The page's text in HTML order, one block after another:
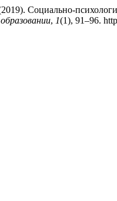
Социально-
, 1(1), 91–96.